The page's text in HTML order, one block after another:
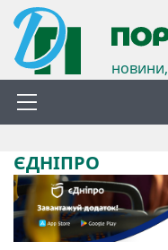
ЄДНІПРО